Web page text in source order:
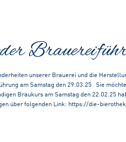
unserer Brauerei und die
am Samstag den 29.03.25 Sie
Braukurs am Samstag den 22.02.25
über folgenden Link: https://die-